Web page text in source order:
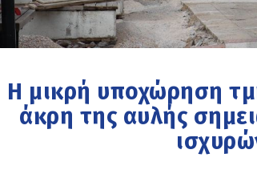
Η μικρή υποχώρηση
άκρη της αυλής